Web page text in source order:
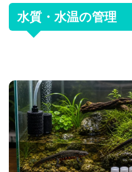
水質・水温の管理